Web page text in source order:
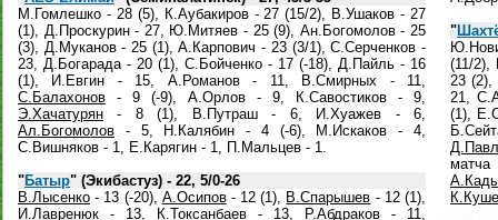
М.Гомлешко - 28 (5), К.Аубакиров - 27 (15/2), В.Ушаков - 27
(1), Д.Проскурин - 27, Ю.Митяев - 25 (9), Ан.Богомолов - 25
(3), Д.Муканов - 25 (1), А.Карпович - 23 (3/1), С.Серченков -
23, Д.Богарада - 20 (1), С.Бойченко - 17 (-18), Д.Пайль - 16
(1), И.Евгин - 15, А.Романов - 11, В.Смирных - 11,
С.Балахонов - 9 (-9), А.Орлов - 9, К.Савостиков - 9,
Э.Хачатурян - 8 (1), В.Путраш - 6, И.Хуажев - 6,
Ал.Богомолов - 5, Н.Калябин - 4 (-6), М.Искаков - 4,
С.Вишняков - 1, Е.Карягин - 1, П.Мальцев - 1.
"Батыр" (Экибастуз) - 22, 5/0-26
В.Лысенко - 13 (-20), А.Осипов- 12 (1), В.Спарышев - 12 (1),
И.Лавренюк - 13, К.Токсанбаев - 13, Р.Абдраков - 11,
"
(11/2),
23
21,
(1),